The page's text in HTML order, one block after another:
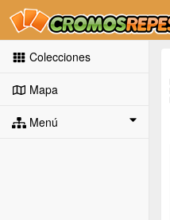
Colecciones
Mapa
Menú